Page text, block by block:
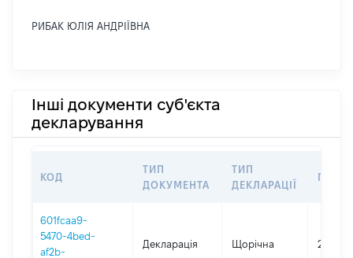
РИБАК ЮЛІЯ АНДРІЇВНА
Інші документи суб'єкта
декларування
КОД
ТИП
ДОКУМЕНТА
ТИП
ДЕКЛАРАЦІЇ
601fcaa9-
5470-4bed-
af2b-
Декларація Щорічна 2025